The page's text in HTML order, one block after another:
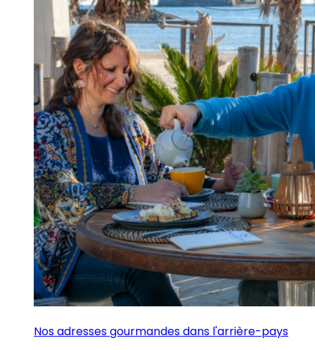
Nos adresses gourmandes dans l'arrière-pays